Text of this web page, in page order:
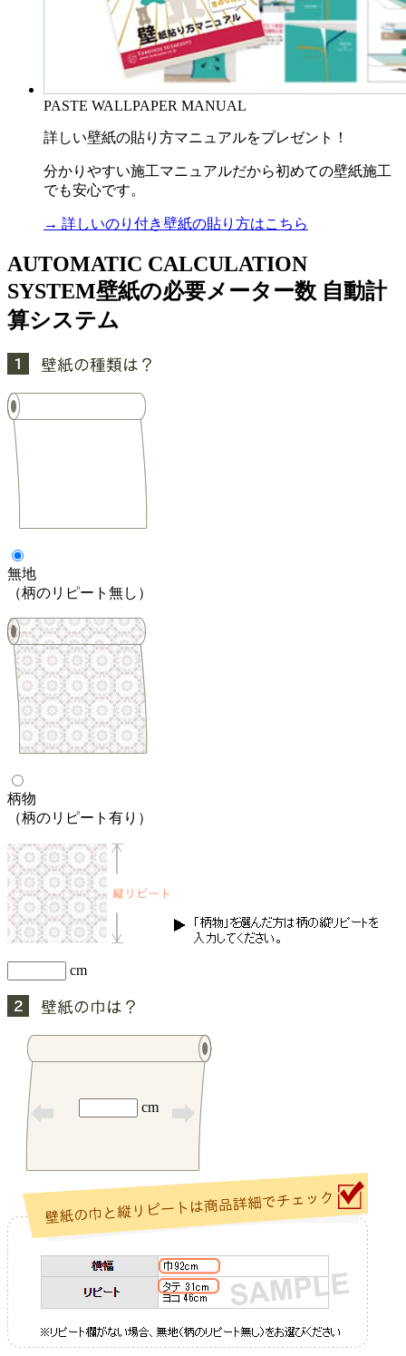
PASTE WALLPAPER MANUAL
詳しい壁紙の貼り方マニュアルをプレゼント！
分かりやすい施工マニュアルだから初めての壁紙施工
でも安心です。
→ 詳しいのり付き壁紙の貼り方はこちら
AUTOMATIC CALCULATION
SYSTEM壁紙の必要メーター数 自動計
算システム
無地
（柄のリピート無し）
柄物
（柄のリピート有り）
cm
cm